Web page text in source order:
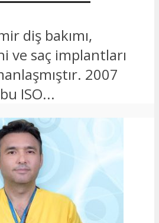
diş bakımı,
ve saç implantları
2007
ISO...